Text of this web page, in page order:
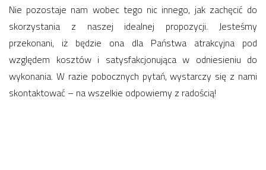
Nie pozostaje nam wobec tego nic innego, jak zachęcić do
skorzystania z naszej idealnej propozycji. Jesteśmy
przekonani, iż będzie ona dla Państwa atrakcyjna pod
względem kosztów i satysfakcjonująca w odniesieniu do
wykonania. W razie pobocznych pytań, wystarczy się z nami
skontaktować – na wszelkie odpowiemy z radością!